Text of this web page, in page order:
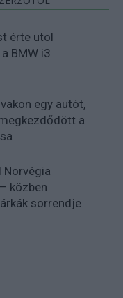
érte utol
BMW i3
egy autót,
a
Norvégia
közben
sorrendje